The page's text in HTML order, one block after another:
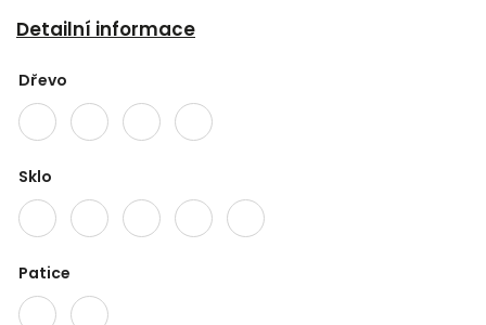
Detailní informace
Dřevo
Sklo
Patice